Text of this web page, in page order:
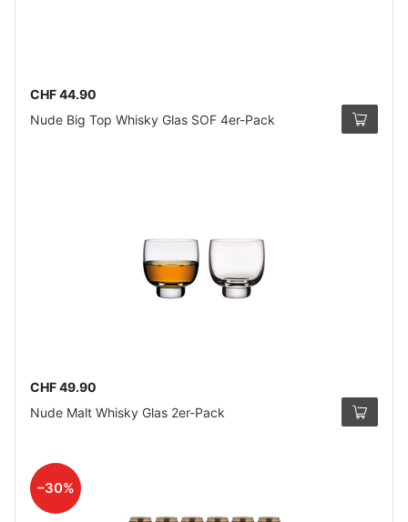
CHF 44.90
Nude Big Top Whisky Glas SOF 4er-Pack
CHF 49.90
Nude Malt Whisky Glas 2er-Pack
–30%